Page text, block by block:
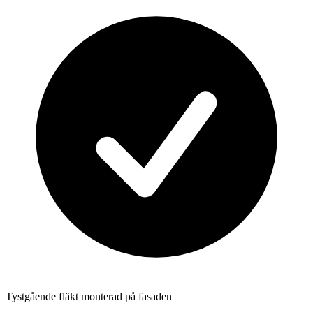
Tystgående fläkt monterad på fasaden